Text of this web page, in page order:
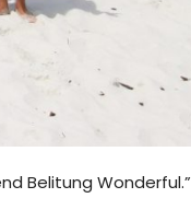
Belitung Wonderful.”